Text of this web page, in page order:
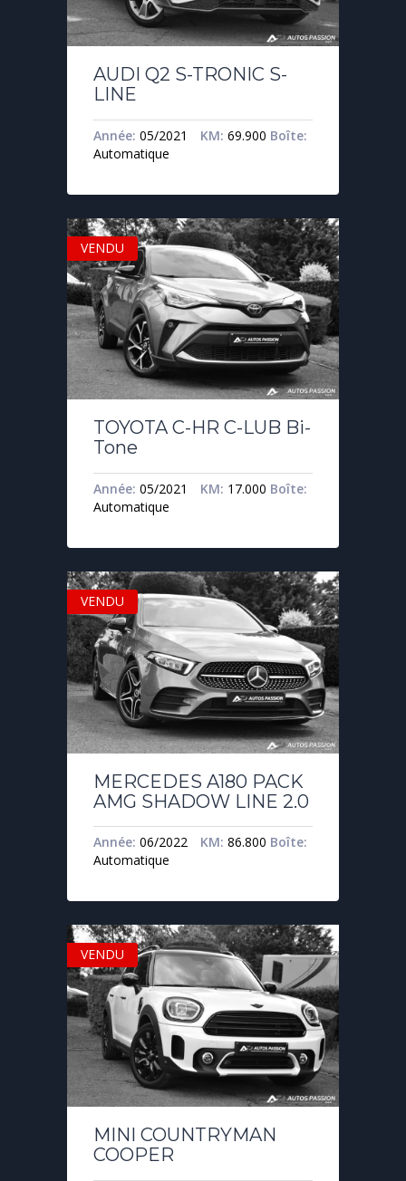
AUDI Q2 S-TRONIC S-
LINE
Année: 05/2021 KM: 69.900 Boîte:
Automatique
TOYOTA C-HR C-LUB Bi-
Tone
Année: 05/2021 KM: 17.000 Boîte:
Automatique
VENDU
MERCEDES A180 PACK
AMG SHADOW LINE 2.0
Année: 06/2022 KM: 86.800 Boîte:
Automatique
VENDU
MINI COUNTRYMAN
COOPER
VENDU